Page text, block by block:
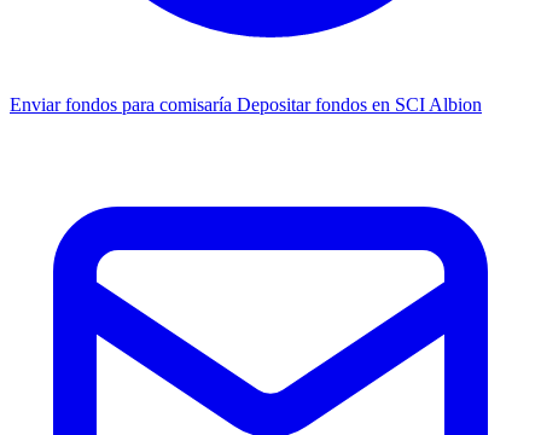
Enviar fondos para comisaría Depositar fondos en SCI Albion